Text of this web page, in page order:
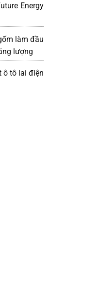
Energy
làm đầu
lượng
ô tô lai điện